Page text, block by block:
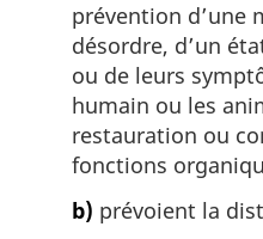
prévention d’une
désordre, d’un
ou de leurs
humain ou les
restauration ou
fonctions
b) prévoient la